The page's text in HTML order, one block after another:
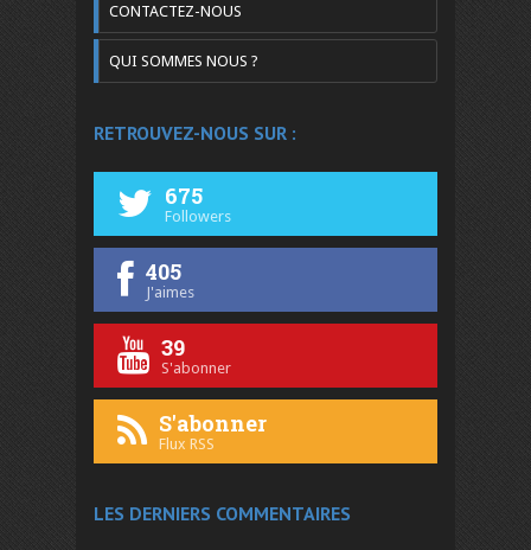
CONTACTEZ-NOUS
QUI SOMMES NOUS ?
RETROUVEZ-NOUS SUR :
675
Followers
405
J'aimes
39
S'abonner
S'abonner
Flux RSS
LES DERNIERS COMMENTAIRES